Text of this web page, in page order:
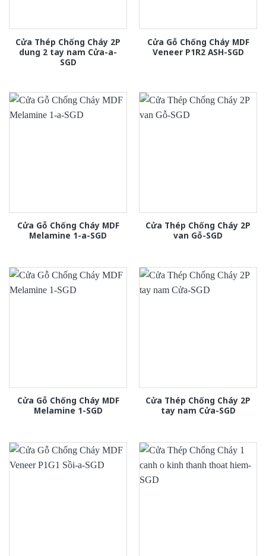
Cửa Thép Chống Cháy 2P
dung 2 tay nam Cửa-a-
SGD
Cửa Gỗ Chống Cháy MDF
Veneer P1R2 ASH-SGD
Cửa Gỗ Chống Cháy MDF
Melamine 1-a-SGD
Cửa Thép Chống Cháy 2P
van Gỗ-SGD
Cửa Gỗ Chống Cháy MDF
Melamine 1-SGD
Cửa Thép Chống Cháy 2P
tay nam Cửa-SGD